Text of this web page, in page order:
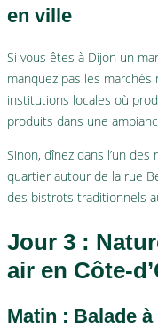
en ville
Si vous êtes à Dijon un
manquez pas les
institutions locales où
produits dans une
Sinon, dînez dans l’un
quartier autour de la rue
des bistrots traditionnels
Jour 3 :
air en Côte-
Matin : Balade